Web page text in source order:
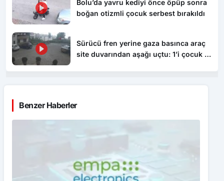
Bolu’da yavru kediyi önce öpüp sonra
boğan otizmli çocuk serbest bırakıldı
Sürücü fren yerine gaza basınca araç
site duvarından aşağı uçtu: 1’i çocuk 3
Benzer Haberler